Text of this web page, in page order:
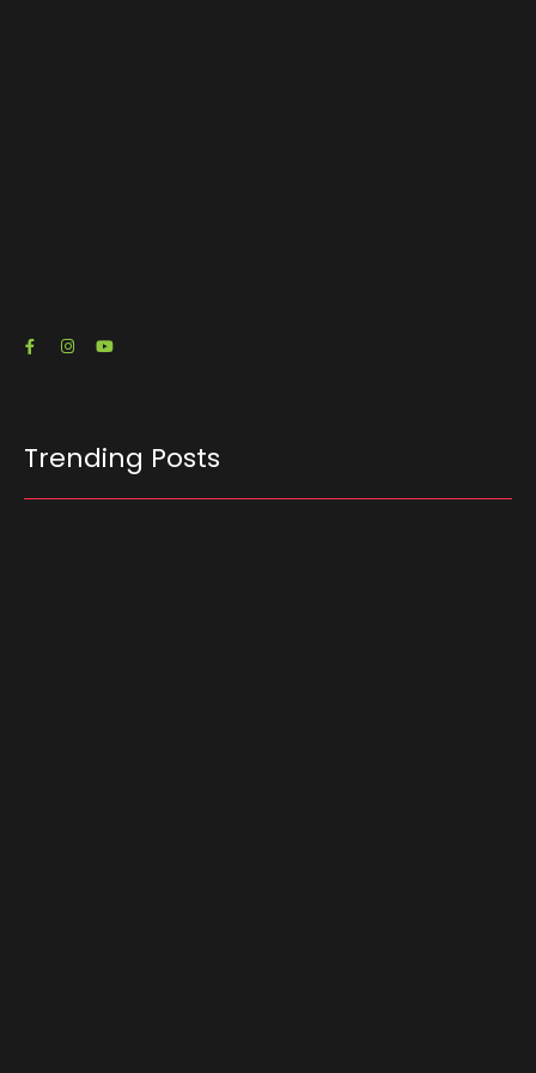
Trending Posts